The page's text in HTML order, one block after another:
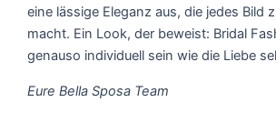
eine lässige Eleganz aus, die jedes Bild
macht. Ein Look, der beweist: Bridal
genauso individuell sein wie die Liebe
Eure Bella Sposa Team